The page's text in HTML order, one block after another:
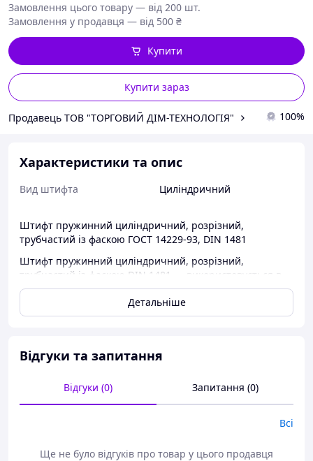
Замовлення цього товару — від 200 шт.
Замовлення у продавця — від 500 ₴
Купити зараз
Купити
Продавець ТОВ "ТОРГОВИЙ ДІМ-ТЕХНОЛОГІЯ" 100%
Характеристики та опис
Вид штифта Циліндричний
Штифт пружинний циліндричний, розрізний,
трубчастий із фаскою ГОСТ 14229-93, DIN 1481
Штифт пружинний циліндричний, розрізний,
трубчастий із фаскою DIN 1481 — використовується в
промислових галузях, а саме: в машинобудуванні та
Детальніше
Відгуки та запитання
Відгуки (0) Запитання (0)
Всі
Ще не було відгуків про товар у цього продавця